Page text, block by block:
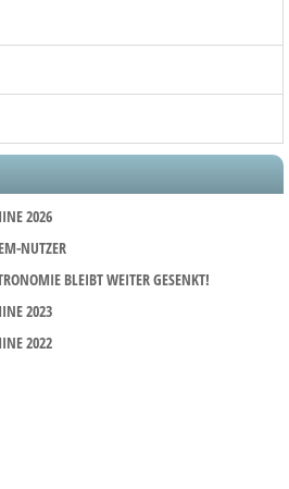
2026
NUTZER
BLEIBT WEITER GESENKT!
2023
2022